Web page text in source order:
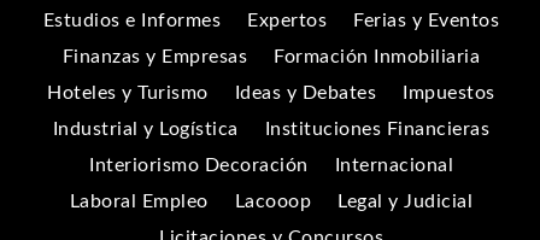
Estudios e Informes
Expertos
Ferias y Eventos
Finanzas y Empresas
Formación Inmobiliaria
Hoteles y Turismo
Ideas y Debates
Impuestos
Industrial y Logística
Instituciones Financieras
Interiorismo Decoración
Internacional
Laboral Empleo
Lacooop
Legal y Judicial